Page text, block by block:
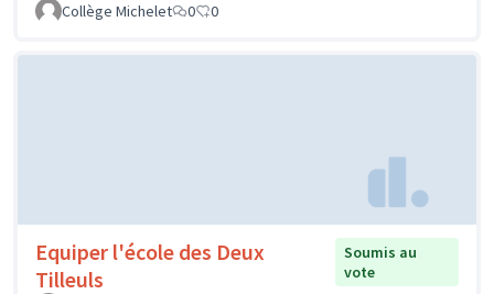
Collège Michelet
0 0
Equiper l'école des Deux
Tilleuls
Soumis au
vote